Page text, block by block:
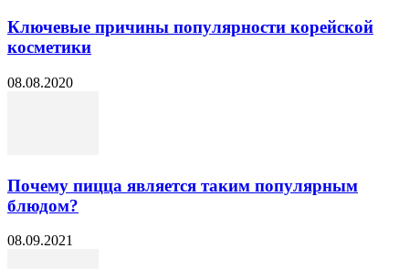
Ключевые причины популярности корейской
косметики
08.08.2020
Почему пицца является таким популярным
блюдом?
08.09.2021